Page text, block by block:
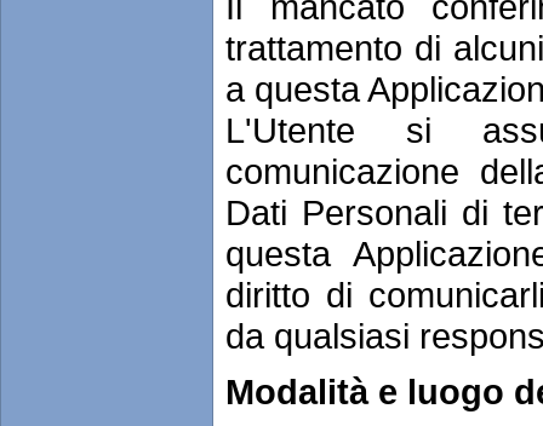
trattamento di
a questa
L'Utente si
comunicazione
Dati Personali di
questa
diritto di
da qualsiasi
Modalità e luogo